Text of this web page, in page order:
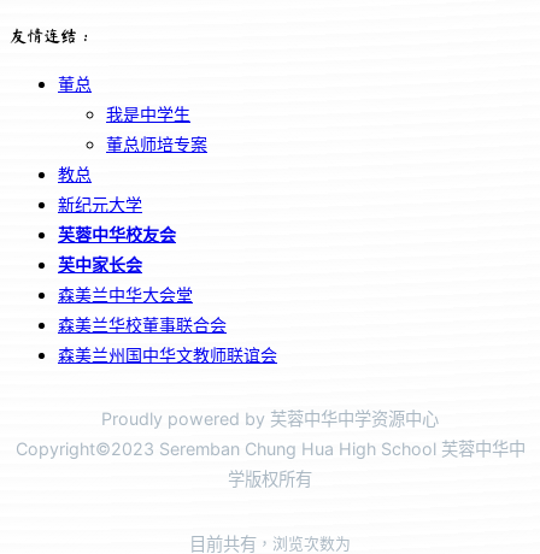
友情连结：
董总
我是中学生
董总师培专案
教总
新纪元大学
芙蓉中华校友会
芙中家长会
森美兰中华大会堂
森美兰华校董事联合会
森美兰州国中华文教师联谊会
Proudly powered by 芙蓉中华中学资源中心
Copyright©2023 Seremban Chung Hua High School 芙蓉中华中
学版权所有
目前共有 ，浏览次数为